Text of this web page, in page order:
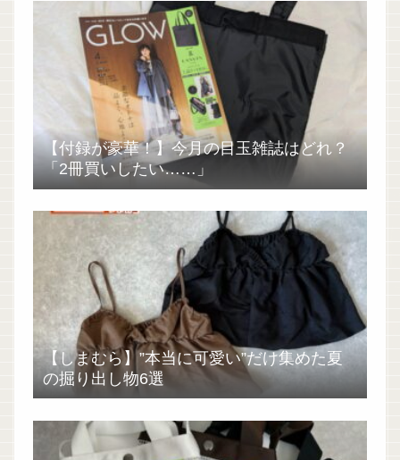
【付録が豪華！】今月の目玉雑誌はどれ？
「2冊買いしたい……」
【しまむら】”本当に可愛い”だけ集めた夏
の掘り出し物6選